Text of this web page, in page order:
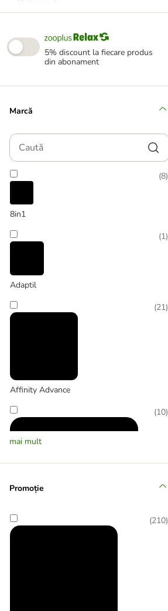
Diete renale
Sănătate dentară
Alte sisteme ale organismului
5% discount la fiecare produs
din abonament
Marcă
Caută
8in1
(8)
Adaptil
(1)
Affinity Advance
(21)
(10)
mai mult
Promoție
(210)